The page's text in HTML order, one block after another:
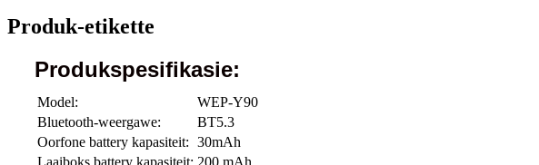
Produk-etikette
Produkspesifikasie:
Model:
WEP-Y90
Bluetooth-weergawe:
BT5.3
Oorfone battery kapasiteit: 30mAh
Laaiboks battery kapasiteit: 200 mAh